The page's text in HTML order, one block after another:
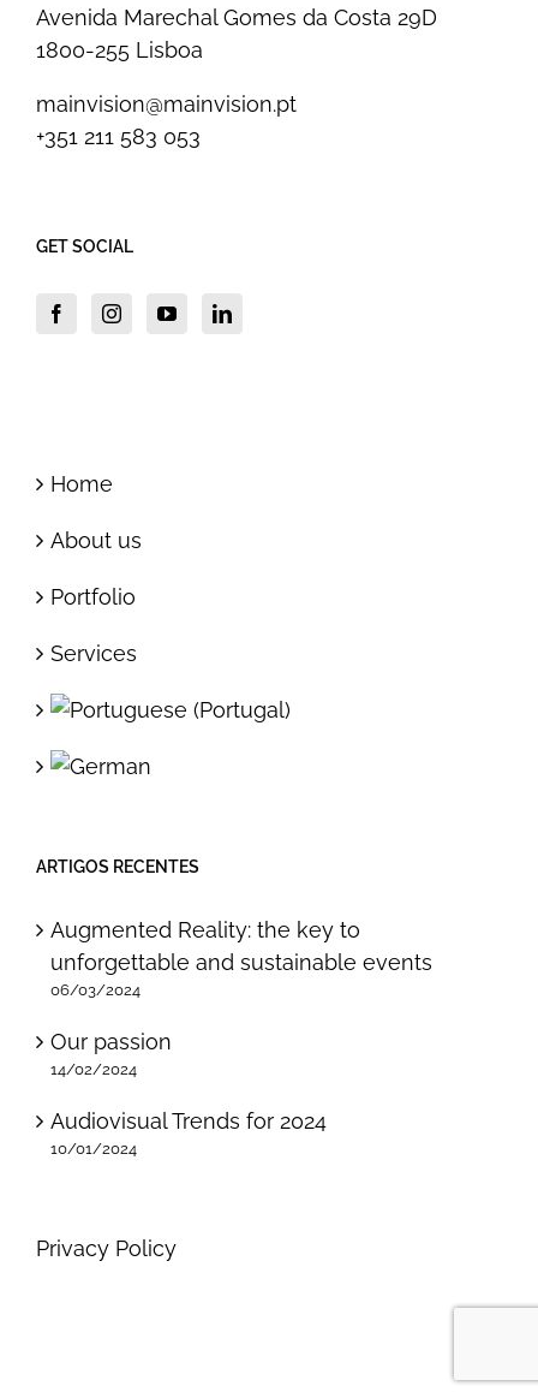
Avenida Marechal Gomes da Costa 29D
1800-255 Lisboa
mainvision@mainvision.pt
+351 211 583 053
GET SOCIAL
Home
About us
Portfolio
Services
ARTIGOS RECENTES
Augmented Reality: the key to
unforgettable and sustainable events
06/03/2024
Our passion
14/02/2024
Audiovisual Trends for 2024
10/01/2024
Privacy Policy